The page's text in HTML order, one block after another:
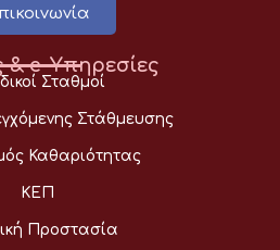
& e-Υπηρεσίες
Σταθμοί
Στάθμευσης
Καθαριότητας
ΚΕΠ
Προστασία